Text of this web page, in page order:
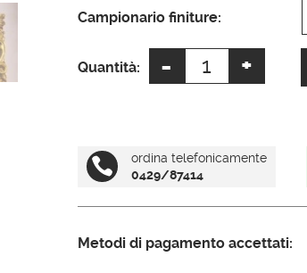
Campionario finiture:
Quantità: -
Specchio
barocco
+
i
e

ordina telefonicamente
0429/87414
Metodi di pagamento accettati: